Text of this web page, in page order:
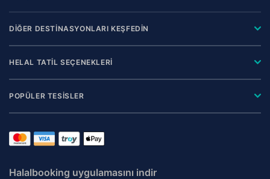
DİĞER DESTİNASYONLARI KEŞFEDİN
HELAL TATİL SEÇENEKLERİ
POPÜLER TESİSLER
Halalbooking uygulamasını indir